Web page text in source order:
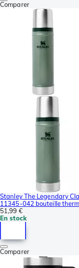
Comparer
Stanley The Legendary
11345-042 bouteille
51,99 €
En stock
Comparer